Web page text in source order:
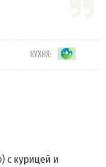
КУХНЯ:
с курицей и